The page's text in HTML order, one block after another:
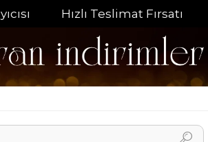
Hızlı Teslimat Fırsatı %20